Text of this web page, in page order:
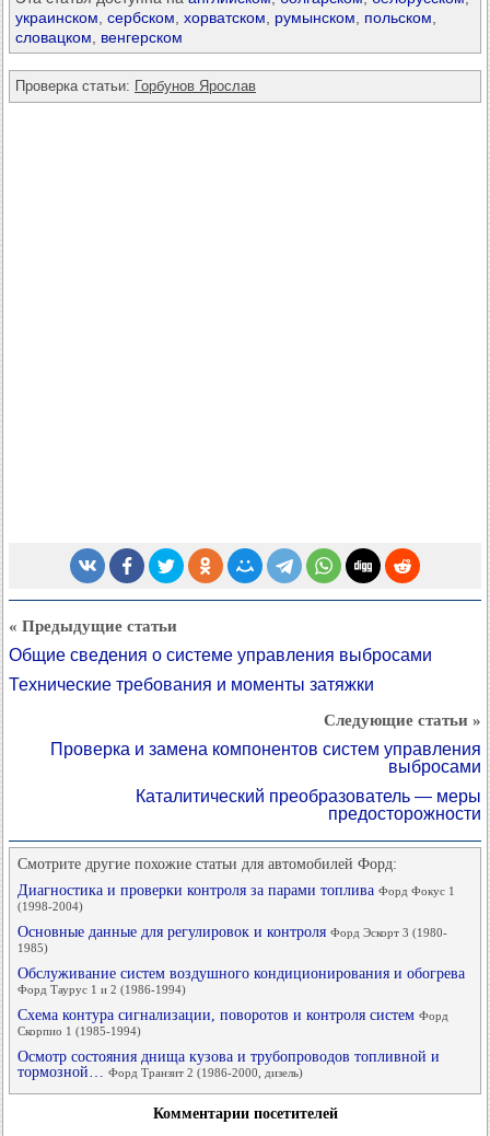
украинском, сербском, хорватском, румынском, польском,
словацком, венгерском
Проверка статьи: Горбунов Ярослав
« Предыдущие статьи
Общие сведения о системе управления выбросами
Технические требования и моменты затяжки
Следующие статьи »
Проверка и замена компонентов систем управления
выбросами
Каталитический преобразователь — меры
предосторожности
Смотрите другие похожие статьи для автомобилей Форд:
Диагностика и проверки контроля за парами топлива Форд Фокус 1
(1998-2004)
Основные данные для регулировок и контроля Форд Эскорт 3 (1980-
1985)
Обслуживание систем воздушного кондиционирования и обогрева
Форд Таурус 1 и 2 (1986-1994)
Схема контура сигнализации, поворотов и контроля систем Форд
Скорпио 1 (1985-1994)
Осмотр состояния днища кузова и трубопроводов топливной и
тормозной… Форд Транзит 2 (1986-2000, дизель)
Комментарии посетителей